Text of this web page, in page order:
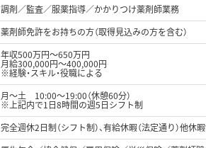
調剤／監査／服薬指導／かかりつけ薬剤師業務
薬剤師免許をお持ちの方（取得見込みの方を含む）
年収500万円～650万円
月給300,000円～400,000円
※経験・スキル・役職による
月～土 10:00～19:00（休憩60分）
※上記内で1日8時間の週5日シフト制
完全週休2日制（シフト制）、有給休暇（法定通り）